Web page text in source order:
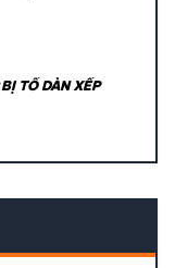
TỐ DÀN XẾP